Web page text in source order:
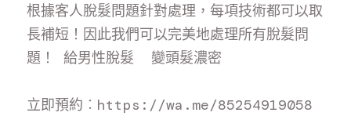
根據客人脫髮問題針對處理，每項技術都可以取
長補短！因此我們可以完美地處理所有脫髮問
題！ 給男性脫髮  變頭髮濃密
立即預約 ︰https://wa.me/85254919058